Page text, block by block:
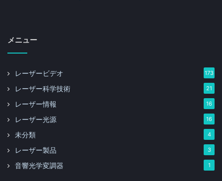
メニュー
レーザービデオ 173
レーザー科学技術 21
レーザー情報 16
レーザー光源 16
未分類 4
レーザー製品 3
音響光学変調器 1